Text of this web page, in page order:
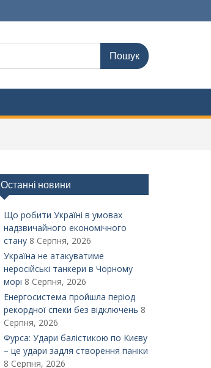
Останні новини
Що робити Україні в умовах
надзвичайного економічного
стану 8 Серпня, 2026
Україна не атакуватиме
неросійські танкери в Чорному
морі 8 Серпня, 2026
Енергосистема пройшла період
рекордної спеки без відключень 8
Серпня, 2026
Фурса: Удари балістикою по Києву
– це удари задля створення паніки
8 Серпня, 2026